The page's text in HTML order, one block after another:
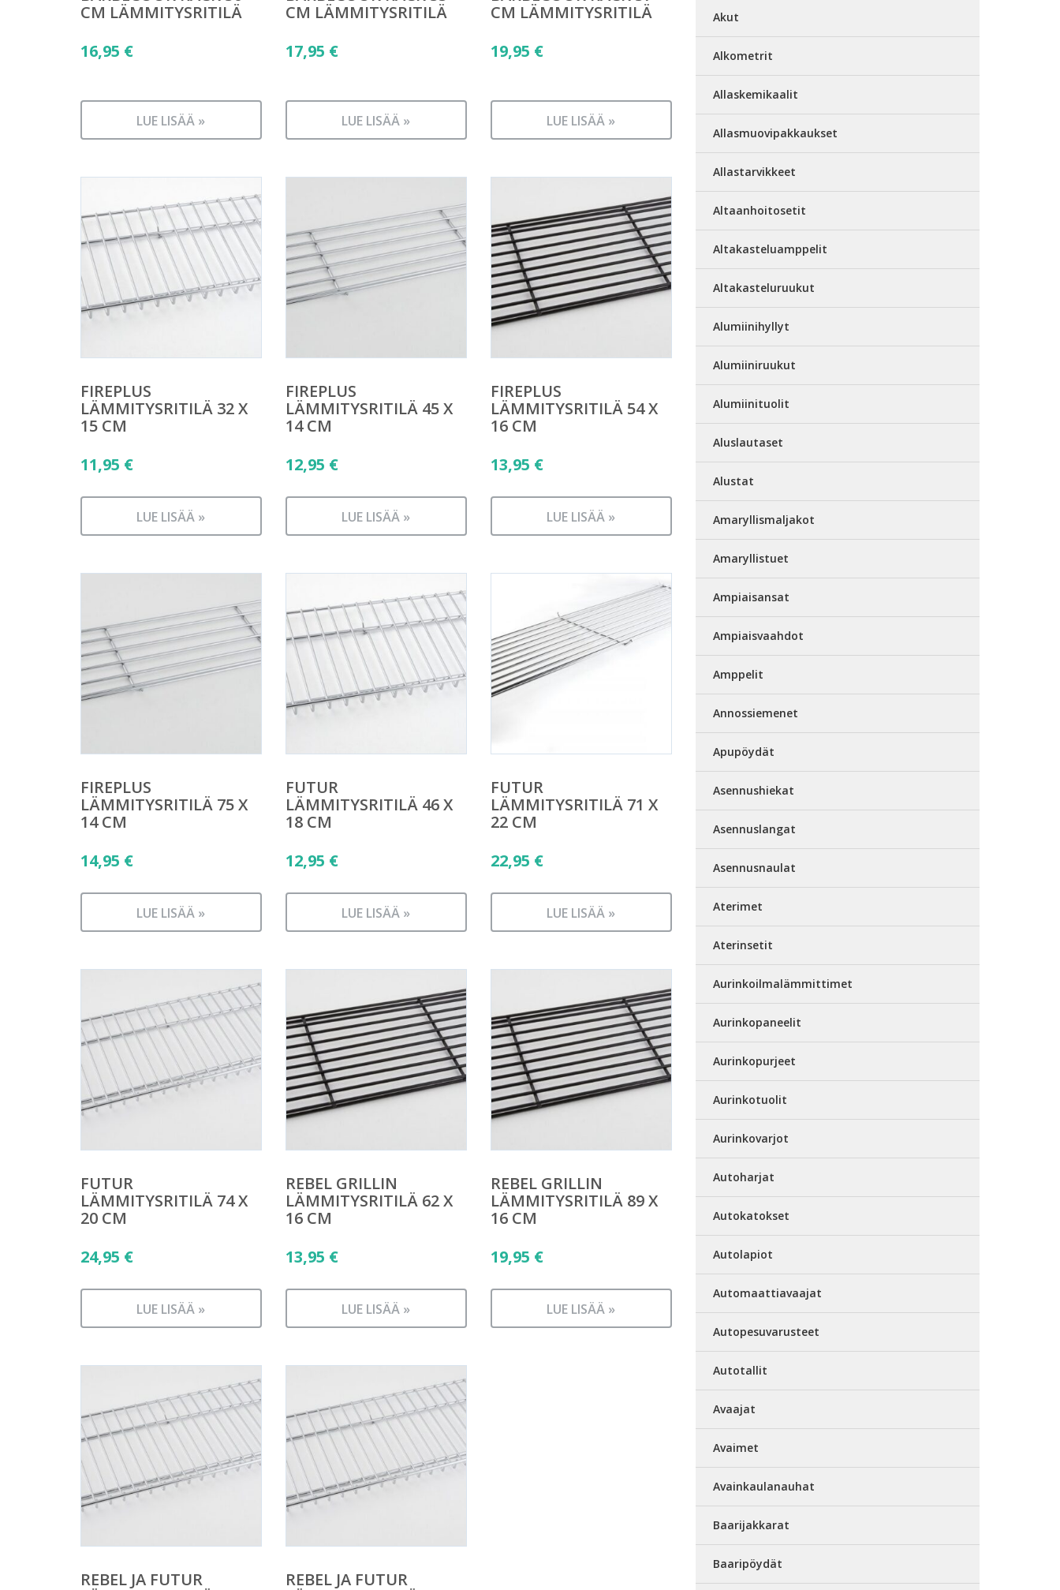
CM LÄMMITYSRITILÄ
16,95 €
LUE LISÄÄ »
CM LÄMMITYSRITILÄ
17,95 €
LUE LISÄÄ »
CM LÄMMITYSRITILÄ
19,95 €
LUE LISÄÄ »
FIREPLUS
LÄMMITYSRITILÄ 32 X
15 CM
11,95 €
LUE LISÄÄ »
FIREPLUS
LÄMMITYSRITILÄ 45 X
14 CM
12,95 €
LUE LISÄÄ »
FIREPLUS
LÄMMITYSRITILÄ 54 X
16 CM
13,95 €
LUE LISÄÄ »
FIREPLUS
LÄMMITYSRITILÄ 75 X
14 CM
14,95 €
LUE LISÄÄ »
FUTUR
LÄMMITYSRITILÄ 46 X
18 CM
12,95 €
LUE LISÄÄ »
FUTUR
LÄMMITYSRITILÄ 71 X
22 CM
22,95 €
LUE LISÄÄ »
FUTUR
LÄMMITYSRITILÄ 74 X
20 CM
24,95 €
LUE LISÄÄ »
REBEL GRILLIN
LÄMMITYSRITILÄ 62 X
16 CM
13,95 €
LUE LISÄÄ »
REBEL GRILLIN
LÄMMITYSRITILÄ 89 X
16 CM
19,95 €
LUE LISÄÄ »
REBEL JA FUTUR
REBEL JA FUTUR
Akut
Alkometrit
Allaskemikaalit
Allasmuovipakkaukset
Allastarvikkeet
Altaanhoitosetit
Altakasteluamppelit
Altakasteluruukut
Alumiinihyllyt
Alumiiniruukut
Alumiinituolit
Aluslautaset
Alustat
Amaryllismaljakot
Amaryllistuet
Ampiaisansat
Ampiaisvaahdot
Amppelit
Annossiemenet
Apupöydät
Asennushiekat
Asennuslangat
Asennusnaulat
Aterimet
Aterinsetit
Aurinkoilmalämmittimet
Aurinkopaneelit
Aurinkopurjeet
Aurinkotuolit
Aurinkovarjot
Autoharjat
Autokatokset
Autolapiot
Automaattiavaajat
Autopesuvarusteet
Autotallit
Avaajat
Avaimet
Avainkaulanauhat
Baarijakkarat
Baaripöydät